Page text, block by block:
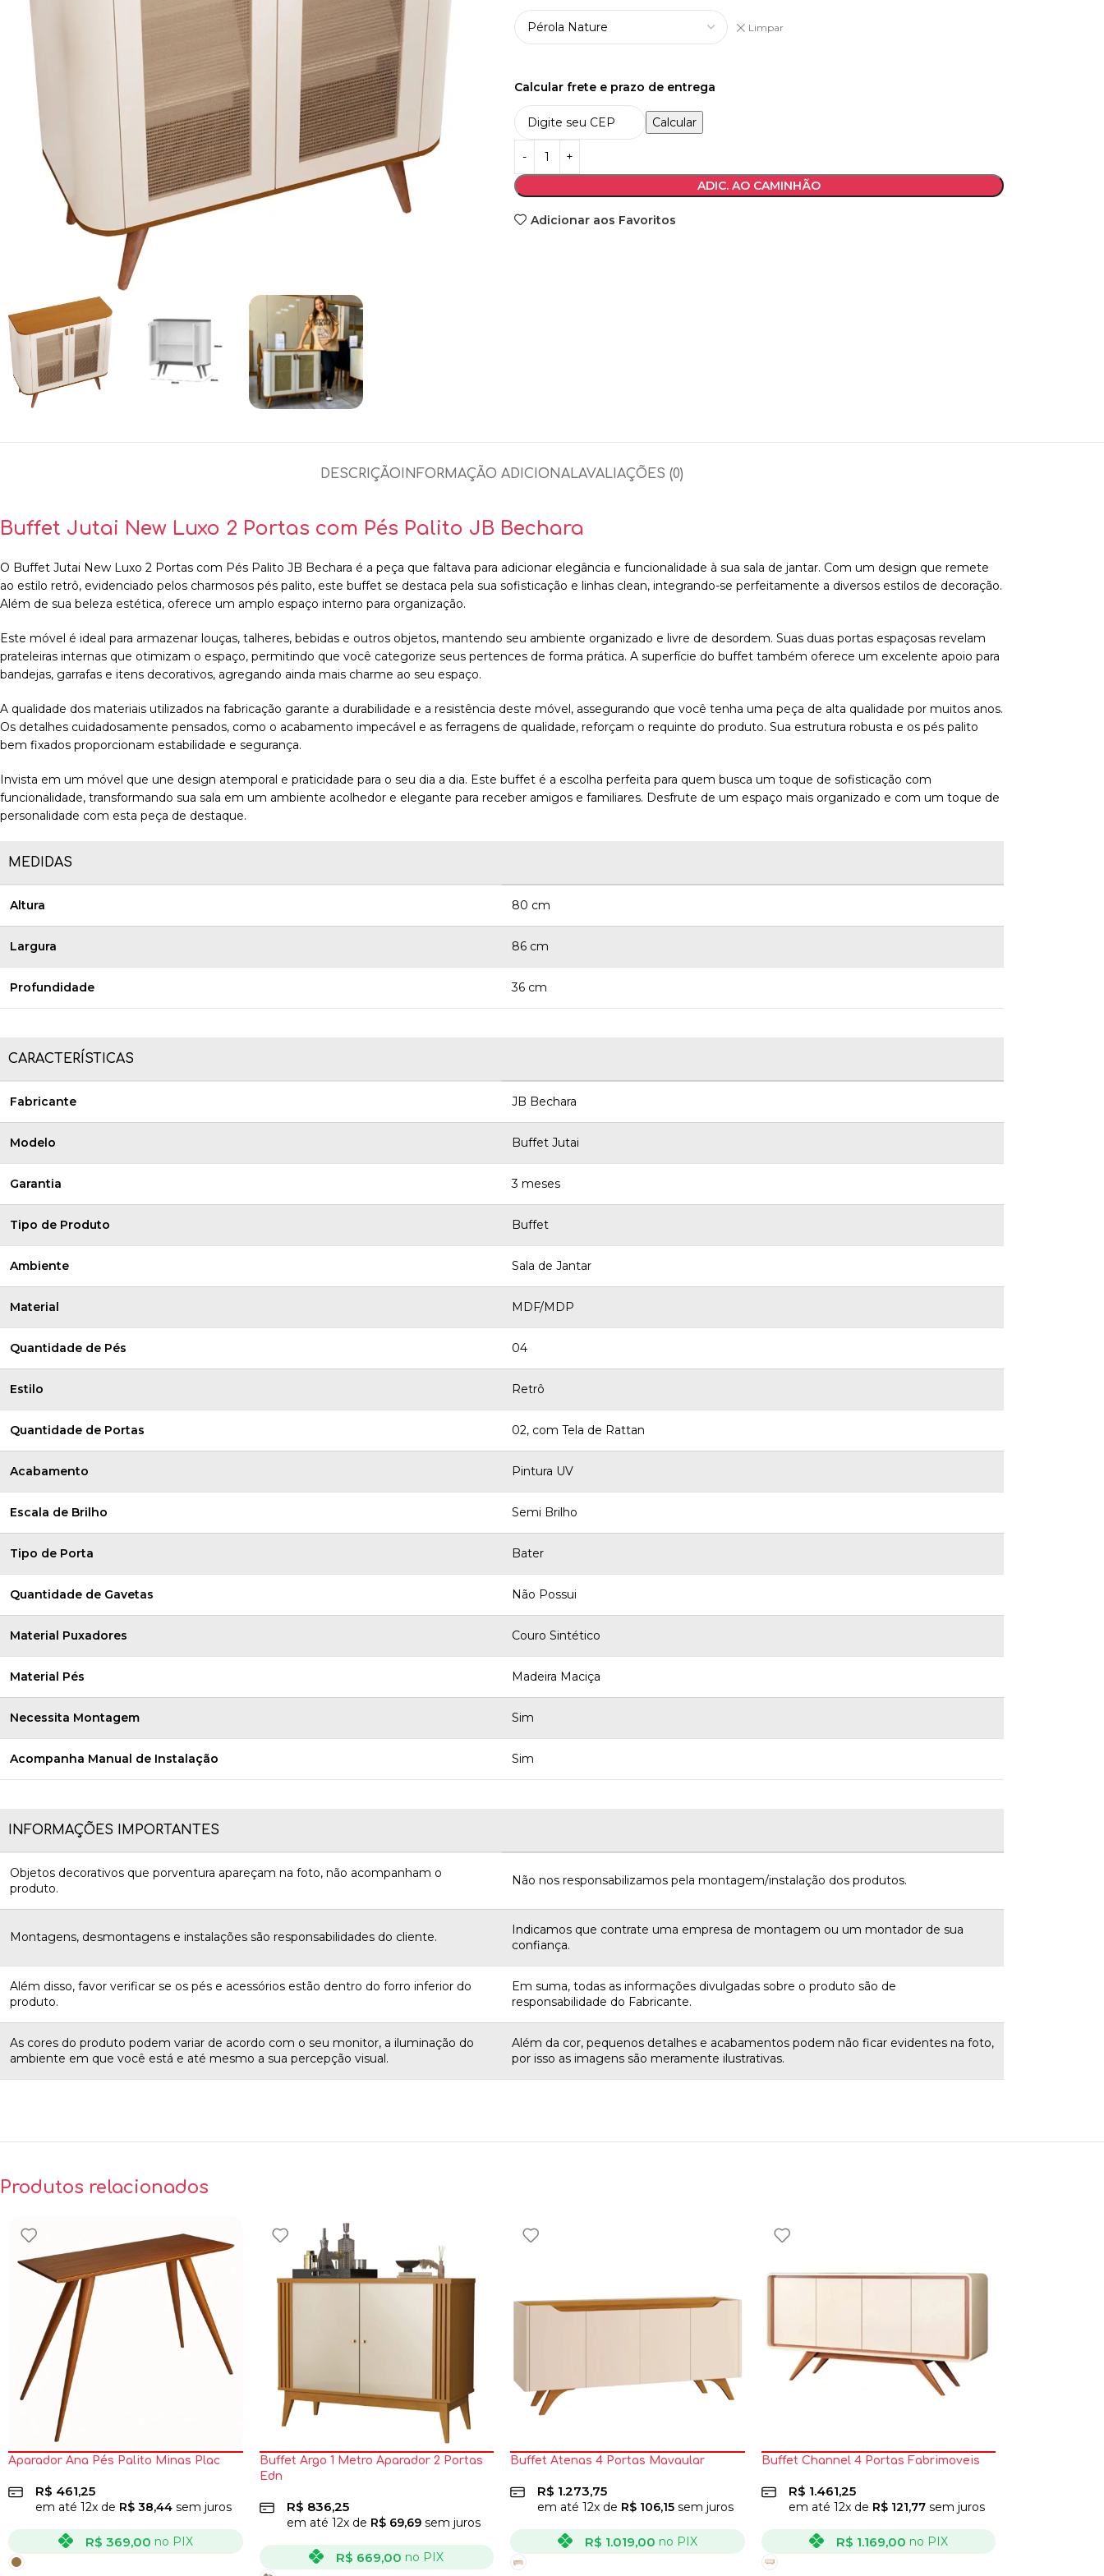
Limpar
Calcular frete e prazo de entrega
Calcular
ADIC. AO CAMINHÃO
Adicionar aos Favoritos
DESCRIÇÃO INFORMAÇÃO ADICIONALAVALIAÇÕES (0)
Buffet Jutai New Luxo 2 Portas com Pés Palito JB Bechara
O Buffet Jutai New Luxo 2 Portas com Pés Palito JB Bechara é a peça que faltava para adicionar elegância e funcionalidade à sua sala de jantar. Com um design que remete
ao estilo retrô, evidenciado pelos charmosos pés palito, este buffet se destaca pela sua sofisticação e linhas clean, integrando-se perfeitamente a diversos estilos de decoração.
Além de sua beleza estética, oferece um amplo espaço interno para organização.
Este móvel é ideal para armazenar louças, talheres, bebidas e outros objetos, mantendo seu ambiente organizado e livre de desordem. Suas duas portas espaçosas revelam
prateleiras internas que otimizam o espaço, permitindo que você categorize seus pertences de forma prática. A superfície do buffet também oferece um excelente apoio para
bandejas, garrafas e itens decorativos, agregando ainda mais charme ao seu espaço.
A qualidade dos materiais utilizados na fabricação garante a durabilidade e a resistência deste móvel, assegurando que você tenha uma peça de alta qualidade por muitos anos.
Os detalhes cuidadosamente pensados, como o acabamento impecável e as ferragens de qualidade, reforçam o requinte do produto. Sua estrutura robusta e os pés palito
bem fixados proporcionam estabilidade e segurança.
Invista em um móvel que une design atemporal e praticidade para o seu dia a dia. Este buffet é a escolha perfeita para quem busca um toque de sofisticação com
funcionalidade, transformando sua sala em um ambiente acolhedor e elegante para receber amigos e familiares. Desfrute de um espaço mais organizado e com um toque de
personalidade com esta peça de destaque.
MEDIDAS
Altura 80 cm
Largura 86 cm
Profundidade 36 cm
CARACTERÍSTICAS
Fabricante JB Bechara
Modelo Buffet Jutai
Garantia 3 meses
Tipo de Produto Buffet
Ambiente Sala de Jantar
Material MDF/MDP
Quantidade de Pés 04
Estilo Retrô
Quantidade de Portas 02, com Tela de Rattan
Acabamento Pintura UV
Escala de Brilho Semi Brilho
Tipo de Porta Bater
Quantidade de Gavetas Não Possui
Material Puxadores Couro Sintético
Material Pés Madeira Maciça
Necessita Montagem Sim
Acompanha Manual de Instalação Sim
INFORMAÇÕES IMPORTANTES
Objetos decorativos que porventura apareçam na foto, não acompanham o
produto.
Não nos responsabilizamos pela montagem/instalação dos produtos.
Montagens, desmontagens e instalações são responsabilidades do cliente.
Indicamos que contrate uma empresa de montagem ou um montador de sua
confiança.
Além disso, favor verificar se os pés e acessórios estão dentro do forro inferior do
produto.
Em suma, todas as informações divulgadas sobre o produto são de
responsabilidade do Fabricante.
As cores do produto podem variar de acordo com o seu monitor, a iluminação do
ambiente em que você está e até mesmo a sua percepção visual.
Além da cor, pequenos detalhes e acabamentos podem não ficar evidentes na foto,
por isso as imagens são meramente ilustrativas.
Produtos relacionados
Aparador Ana Pés Palito Minas Plac
R$ 461,25
em até 12x de R$ 38,44 sem juros
R$ 369,00 no PIX
Buffet Argo 1 Metro Aparador 2 Portas
Edn
R$ 836,25
em até 12x de R$69,69sem juros
R$ 669,00 no PIX
Buffet Atenas 4 Portas Mavaular
R$ 1.273,75
em até 12x de R$ 106,15 sem juros
R$ 1.019,00 no PIX
Buffet Channel 4 Portas Fabrimoveis
R$ 1.461,25
em até 12x de R$121,77sem juros
R$ 1.169,00 no PIX